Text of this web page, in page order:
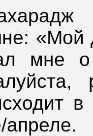
«Мой
мне
апреле.